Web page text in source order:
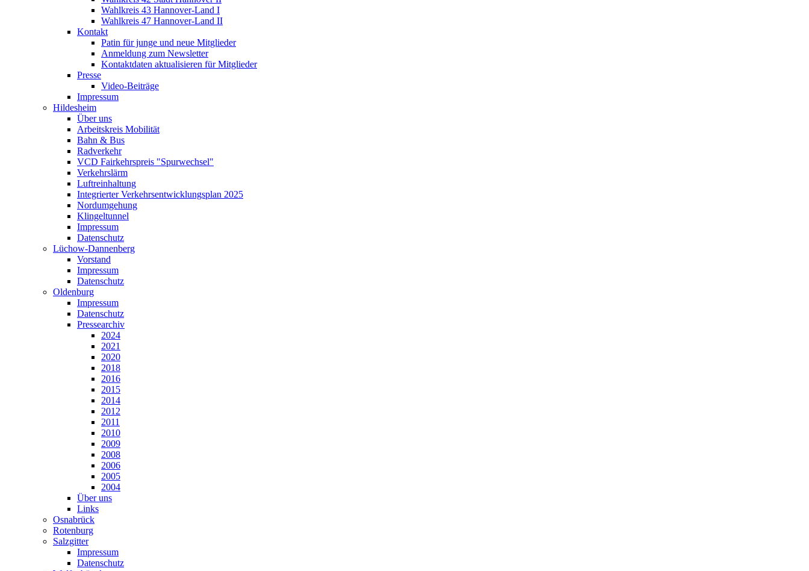
Wahlkreis 43 Hannover-Land I
Wahlkreis 47 Hannover-Land II
Kontakt
Patin für junge und neue Mitglieder
Anmeldung zum Newsletter
Kontaktdaten aktualisieren für Mitglieder
Presse
Video-Beiträge
Impressum
Hildesheim
Über uns
Arbeitskreis Mobilität
Bahn & Bus
Radverkehr
VCD Fairkehrspreis "Spurwechsel"
Verkehrslärm
Luftreinhaltung
Integrierter Verkehrsentwicklungsplan 2025
Nordumgehung
Klingeltunnel
Impressum
Datenschutz
Lüchow-Dannenberg
Vorstand
Impressum
Datenschutz
Oldenburg
Impressum
Datenschutz
Pressearchiv
2024
2021
2020
2018
2016
2015
2014
2012
2011
2010
2009
2008
2006
2005
2004
Über uns
Links
Osnabrück
Rotenburg
Salzgitter
Impressum
Datenschutz